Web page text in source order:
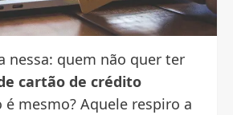
nessa: quem não quer ter
cartão de crédito
mesmo? Aquele respiro a